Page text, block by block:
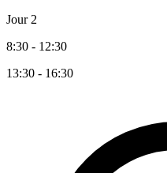
Jour 2
8:30 - 12:30
13:30 - 16:30